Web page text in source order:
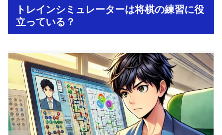
トレインシミュレーターは将棋の練習に役
立っている？